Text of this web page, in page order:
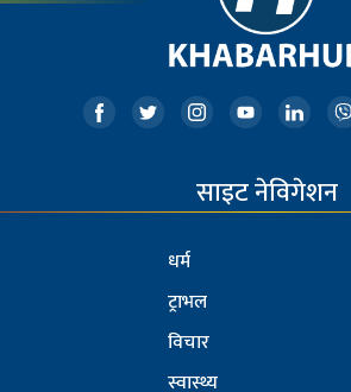
साइट नेविगेशन
धर्म
ट्राभल
विचार
स्वास्थ्य